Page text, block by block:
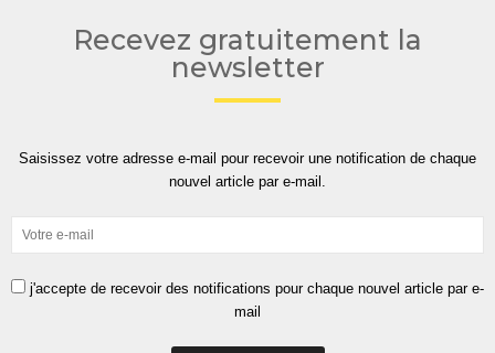
Recevez gratuitement la
newsletter
Saisissez votre adresse e-mail pour recevoir une notification de chaque
nouvel article par e-mail.
j'accepte de recevoir des notifications pour chaque nouvel article par e-
mail